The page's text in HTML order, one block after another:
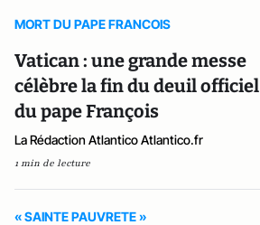
MORT DU PAPE FRANCOIS
Vatican : une grande messe
célèbre la fin du deuil officiel
du pape François
La Rédaction Atlantico Atlantico.fr
1 min de lecture
« SAINTE PAUVRETE »